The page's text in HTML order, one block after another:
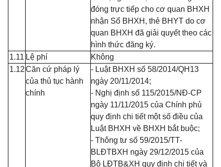
đóng trực tiếp cho cơ quan BHXH
nhận Sổ BHXH, thẻ BHYT do cơ
quan BHXH đã giải quyết theo các
hình thức đăng ký.
1.11 Lệ phí
Không
1.12Căn cứ pháp lý
của thủ tục hành
chính
- Luật BHXH số 58/2014/QH13
ngày 20/11/2014;
- Nghị định số 115/2015/NĐ-CP
ngày 11/11/2015 của Chính phủ
quy định chi tiết một số điều của
Luật BHXH về BHXH bắt buộc;
- Thông tư số 59/2015/TT-
BLĐTBXH ngày 29/12/2015 của
Bộ LĐTB&XH quy định chi tiết và